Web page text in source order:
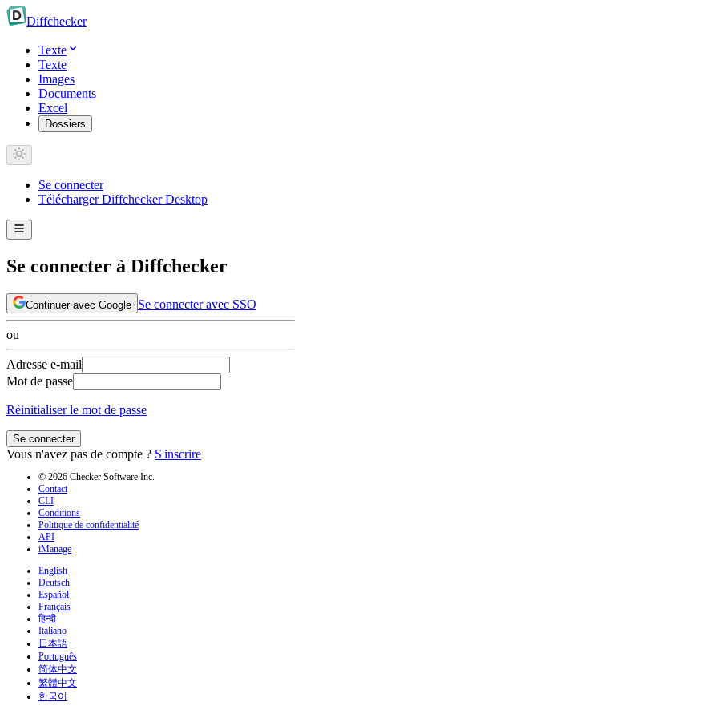
Diffchecker
Texte
Texte
Images
Documents
Excel
Dossiers
Se connecter
Télécharger Diffchecker Desktop
Se connecter à Diffchecker
Continuer avec Google Se connecter avec SSO
ou
Adresse e-mail
Mot de passe
Réinitialiser le mot de passe
Se connecter
Vous n'avez pas de compte ? S'inscrire
© 2026 Checker Software Inc.
Contact
CLI
Conditions
Politique de confidentialité
API
iManage
English
Deutsch
Español
Français
हिन्दी
Italiano
日本語
Português
简体中文
繁體中文
한국어